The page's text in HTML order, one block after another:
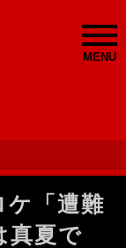
MENU
ケ「遭難
夏で